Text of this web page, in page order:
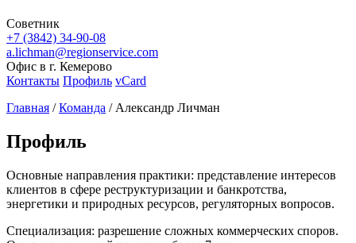
Советник
+7 (3842) 34-90-08
a.lichman@regionservice.com
Офис в г. Кемерово
Контакты Профиль vCard
Главная /Команда / Александр Личман
Профиль
Основные направления практики: представление интересов
клиентов в сфере реструктуризации и банкротства,
энергетики и природных ресурсов, регуляторных вопросов.
Специализация: разрешение сложных коммерческих споров.